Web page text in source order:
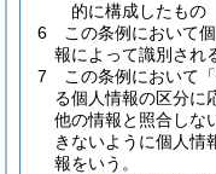
的に構成したもの
6
この条例において
報によって識別され
7
この条例において
る個人情報の区分に
他の情報と照合しな
きないように個人情
報をいう。